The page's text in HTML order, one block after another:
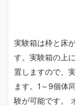
実験箱は枠と床
す。実験箱の上
置しますので、
ます。1～9個体
験が可能です。